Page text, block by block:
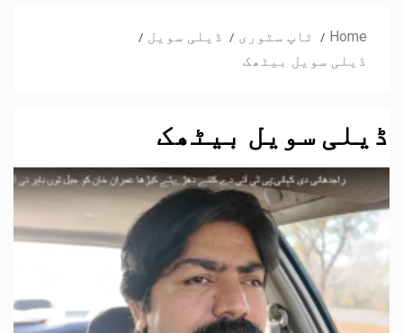
Home ٹاپ سٹوری
ڈیلی سویل
ڈیلی سویل بیٹھک
ڈیلی سویل بیٹھک